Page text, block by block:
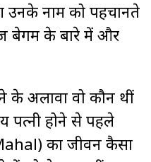
नाम को पहचानते
बेगम के बारे में और
अलावा वो कौन थीं
पत्नी होने से पहले
का जीवन कैसा